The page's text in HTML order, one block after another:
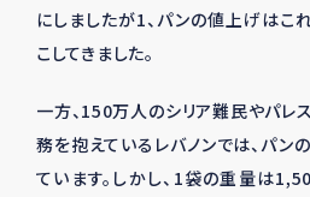
にしましたが1、パンの値上げはこ
こしてきました。
一方、150万人のシリア難民やパレ
務を抱えているレバノンでは、パ
ています。しかし、1袋の重量は